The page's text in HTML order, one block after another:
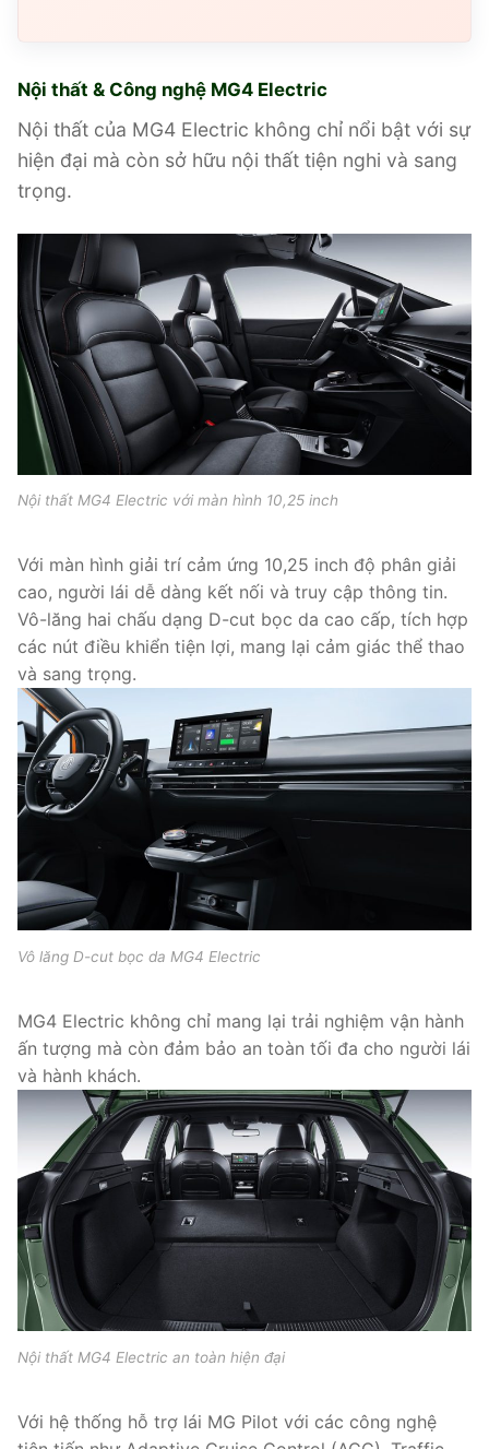
Nội thất & Công nghệ MG4 Electric
Nội thất của MG4 Electric không chỉ nổi bật với sự
hiện đại mà còn sở hữu nội thất tiện nghi và sang
trọng.
Nội thất MG4 Electric với màn hình 10,25 inch
Với màn hình giải trí cảm ứng 10,25 inch độ phân giải
cao, người lái dễ dàng kết nối và truy cập thông tin.
Vô-lăng hai chấu dạng D-cut bọc da cao cấp, tích hợp
các nút điều khiển tiện lợi, mang lại cảm giác thể thao
và sang trọng.
Vô lăng D-cut bọc da MG4 Electric
MG4 Electric không chỉ mang lại trải nghiệm vận hành
ấn tượng mà còn đảm bảo an toàn tối đa cho người lái
và hành khách.
Nội thất MG4 Electric an toàn hiện đại
Với hệ thống hỗ trợ lái MG Pilot với các công nghệ